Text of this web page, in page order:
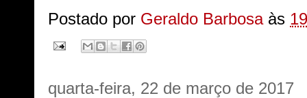
Postado por Geraldo Barbosa às
quarta-feira, 22 de março de 2017